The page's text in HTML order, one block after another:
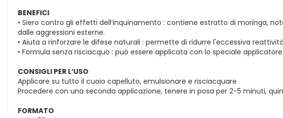
BENEFICI
• Siero contro gli effetti dell’inquinamento : contiene estratto di moringa,
dalle aggressioni esterne.
• Aiuta a rinforzare le difese naturali : permette di ridurre l'eccessiva
• Formula senza risciacquo : può essere applicata con lo speciale
CONSIGLI PER L’USO
Applicare su tutto il cuoio capelluto, emulsionare e risciacquare
Procedere con una seconda applicazione, tenere in posa per 2-5 minuti,
FORMATO